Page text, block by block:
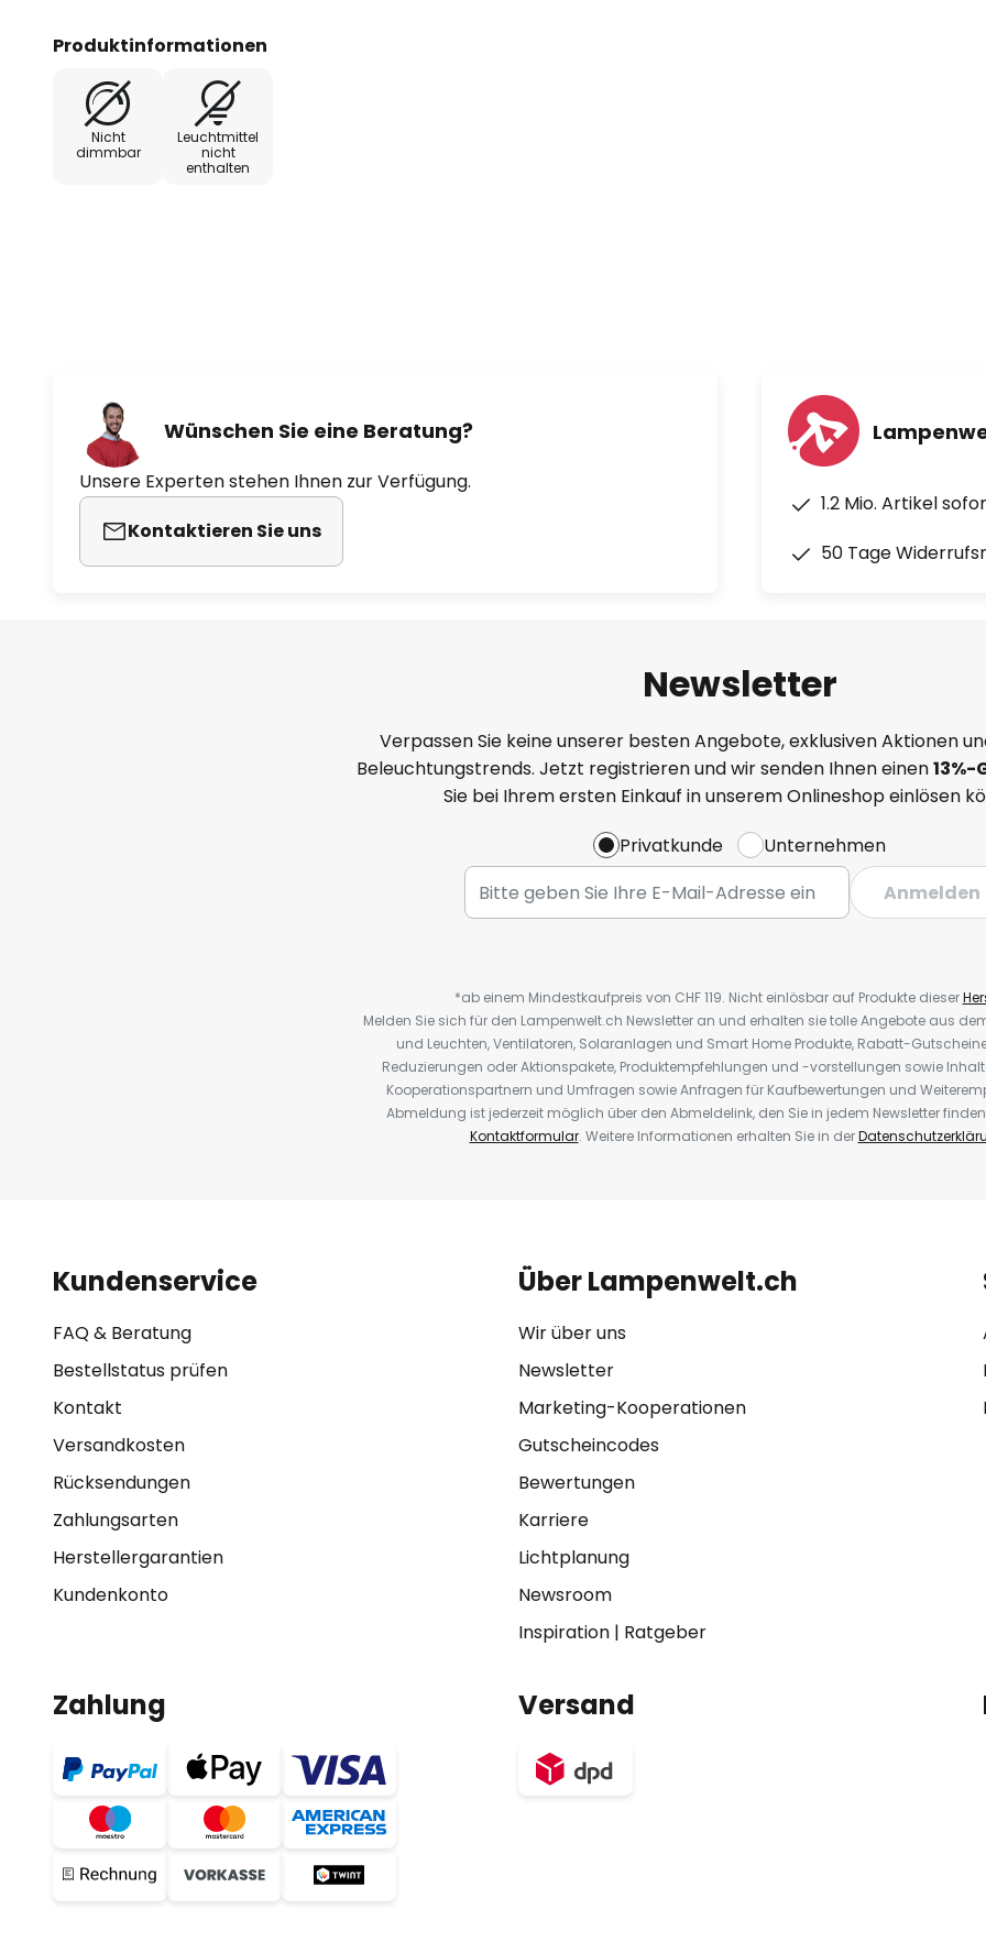
Die Vielzahl an Varianten dieser Leuchtenserie Papiro
Produktinformationen
Nicht
dimmbar
Leuchtmittel
nicht
enthalten
Wünschen Sie eine Beratung?
Unsere Experten stehen Ihnen zur Verfügung.
Kontaktieren Sie uns
1.2 Mio. Artikel
50 Tage
Newsletter
Verpassen Sie keine unserer besten Angebote, exklusiven Aktionen
Beleuchtungstrends. Jetzt registrieren und wir senden Ihnen einen13%-
Sie bei Ihrem ersten Einkauf in unserem Onlineshop einlösen
Privatkunde
Unternehmen
Anmelden
*ab einem Mindestkaufpreis von CHF 119. Nicht einlösbar auf Produkte dieser
Melden Sie sich für den Lampenwelt.ch Newsletter an und erhalten sie tolle Angebote aus
und Leuchten, Ventilatoren, Solaranlagen und Smart Home Produkte, Rabatt-
Reduzierungen oder Aktionspakete, Produktempfehlungen und -vorstellungen sowie
Kooperationspartnern und Umfragen sowie Anfragen für Kaufbewertungen und
Abmeldung ist jederzeit möglich über den Abmeldelink, den Sie in jedem Newsletter
Kontaktformular. Weitere Informationen erhalten Sie in der
Kundenservice
FAQ & Beratung
Bestellstatus prüfen
Kontakt
Versandkosten
Rücksendungen
Zahlungsarten
Herstellergarantien
Kundenkonto
Über Lampenwelt.ch
Wir über uns
Newsletter
Marketing-Kooperationen
Gutscheincodes
Bewertungen
Karriere
Lichtplanung
Newsroom
Inspiration| Ratgeber
Zahlung Versand